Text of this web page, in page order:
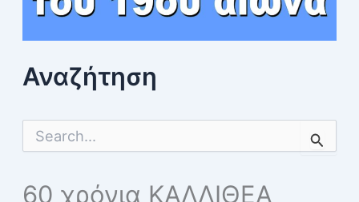
Αναζήτηση
c
60 χρόνια ΚΑΛΛΙΘΕΑ